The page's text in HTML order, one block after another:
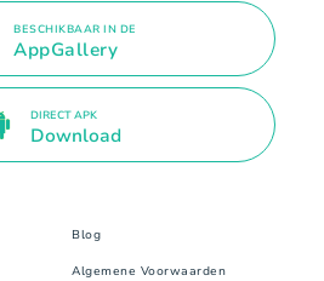
BESCHIKBAAR IN DE
AppGallery
DIRECT APK
Download
Blog
Algemene Voorwaarden